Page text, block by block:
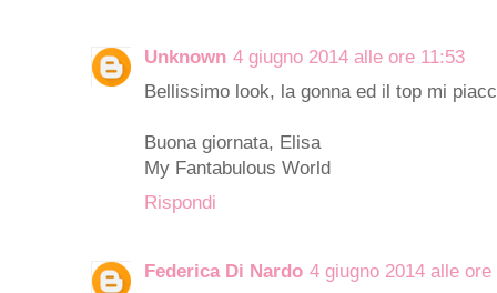
Unknown 4 giugno 2014 alle ore 11:53
Bellissimo look, la gonna ed il top mi
Buona giornata, Elisa
My Fantabulous World
Rispondi
Federica Di Nardo 4 giugno 2014 alle ore